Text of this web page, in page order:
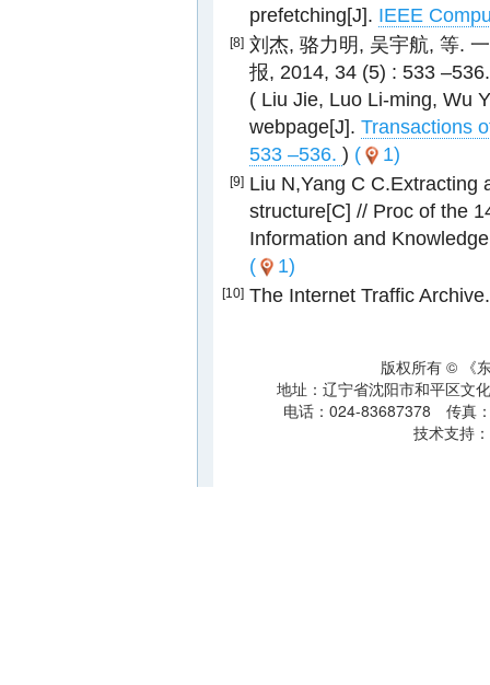
prefetching[J]. IEEE
[8] 刘杰, 骆力明, 吴宇航, 等.
报, 2014, 34 (5) : 533 –536.
( Liu Jie, Luo Li-ming, Wu
webpage[J]. Transactions
533 –536. ) ( 1)
[9] Liu N,Yang C C.Extracting
structure[C] // Proc of the
Information and
(
1)
[10] The Internet Traffic